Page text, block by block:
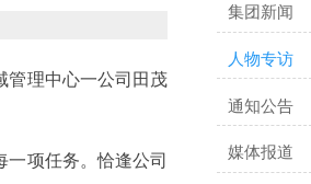
管理中心一公司田茂
项任务。恰逢公司
集团新闻
人物专访
通知公告
媒体报道